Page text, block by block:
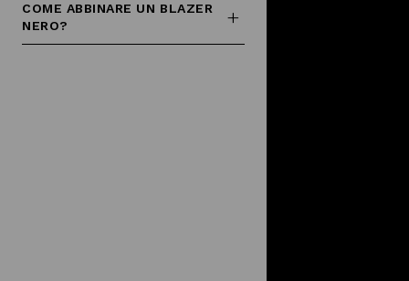
COME ABBINARE UN BLAZER
NERO?